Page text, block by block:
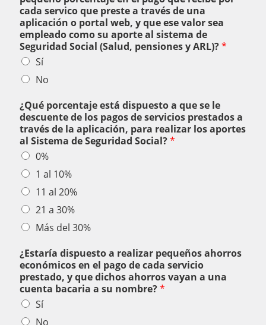
cada servico que preste a través de una
aplicación o portal web, y que ese valor sea
empleado como su aporte al sistema de
Seguridad Social (Salud, pensiones y ARL)?*
Sí
No
¿Qué porcentaje está dispuesto a que se le
descuente de los pagos de servicios prestados a
través de la aplicación, para realizar los aportes
al Sistema de Seguridad Social?*
0%
1 al 10%
11 al 20%
21 a 30%
Más del 30%
¿Estaría dispuesto a realizar pequeños ahorros
económicos en el pago de cada servicio
prestado, y que dichos ahorros vayan a una
cuenta bacaria a su nombre?*
Sí
No